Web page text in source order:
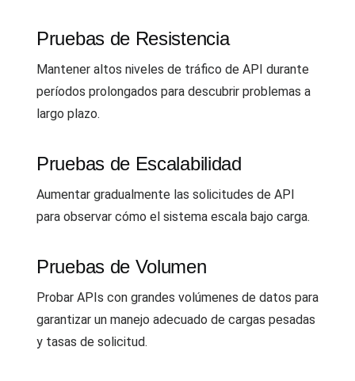
Pruebas de Resistencia
Mantener altos niveles de tráfico de API durante
períodos prolongados para descubrir problemas a
largo plazo.
Pruebas de Escalabilidad
Aumentar gradualmente las solicitudes de API
para observar cómo el sistema escala bajo carga.
Pruebas de Volumen
Probar APIs con grandes volúmenes de datos para
garantizar un manejo adecuado de cargas pesadas
y tasas de solicitud.